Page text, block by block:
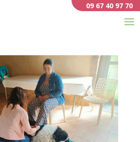
09 67 40 97 70